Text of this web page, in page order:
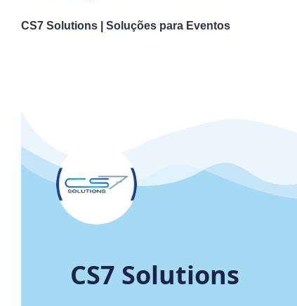
CS7 Solutions | Soluções para Eventos
CS7 Solutions